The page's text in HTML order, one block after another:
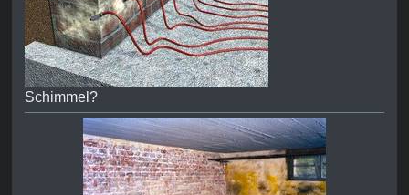
Schimmel?